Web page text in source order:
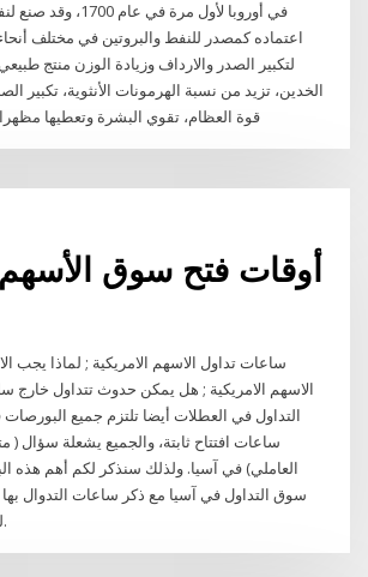
في أوروبا لأول مرة
اعتماده كمصدر للنفط والبروتين في مختلف
لتكبير الصدر والارداف وزيادة الوزن منتج
الخدين، تزيد من نسبة الهرمونات الأنثوية، تكبير
قوة العظام، تقوي البشرة وتعطيها
أوقات فتح سوق الأسهم
ساعات تداول الاسهم الامريكية ; لماذا يجب
الاسهم الامريكية ; هل يمكن حدوث تتداول
التداول في العطلات أيضا تلتزم جميع
ساعات افتتاح ثابتة، والجميع يشعلة سؤال
العاملي) في آسيا. ولذلك سنذكر لكم أهم هذه
سوق التداول في آسيا مع ذكر ساعات التدوال
لندن وبورصة شنغهاي.